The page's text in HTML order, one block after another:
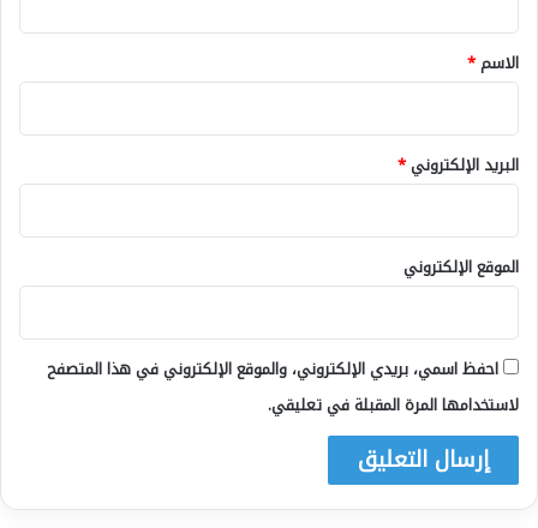
*
الاسم*
البريد الإلكتروني*
الموقع الإلكتروني
احفظ اسمي، بريدي الإلكتروني، والموقع الإلكتروني في هذا المتصفح
لاستخدامها المرة المقبلة في تعليقي.